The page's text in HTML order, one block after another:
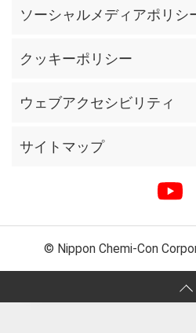
ソーシャルメディアポリシ
クッキーポリシー
ウェブアクセシビリティ
サイトマップ
© Nippon Chemi-Con